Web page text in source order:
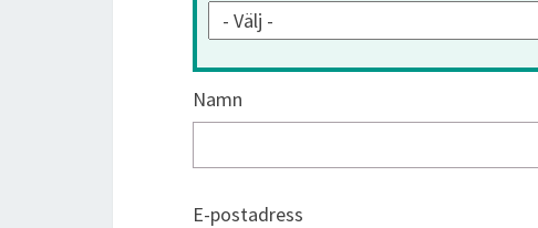
Namn
E-postadress